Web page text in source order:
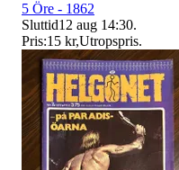
5 Öre - 1862
Sluttid12 aug 14:30.
Pris:15 kr,Utropspris.